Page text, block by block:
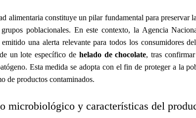
alimentaria constituye un pilar fundamental para preservar
poblacionales. En este contexto, la Agencia
una alerta relevante para todos los consumidores
un lote específico de helado de chocolate, tras
Esta medida se adopta con el fin de proteger a la
de productos contaminados.
microbiológico y características del